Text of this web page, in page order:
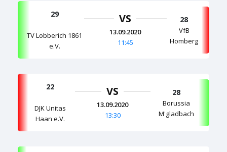
29
TV Lobberich 1861
e.V.
VS
13.09.2020
11:45
28
VfB
Homberg
22
DJK Unitas
Haan e.V.
VS
13.09.2020
13:30
28
Borussia
M'gladbach